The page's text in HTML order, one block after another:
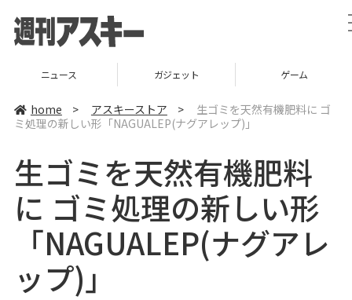
ニュース ガジェット ゲーム
home > アスキーストア >
生ゴミを天然有機肥料に ゴ
ミ処理の新しい形「NAGUALEP(ナグアレップ)」
生ゴミを天然有機肥料
に ゴミ処理の新しい形
「NAGUALEP(ナグアレ
ップ)」